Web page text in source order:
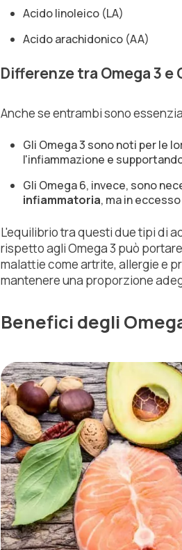
Acido linoleico (LA)
Acido arachidonico (AA)
Differenze tra Omega 3 e
Anche se entrambi sono
Gli Omega 3 sono noti per le
l'infiammazione e
Gli Omega 6, invece, sono
infiammatoria, ma in
L'equilibrio tra questi due tipi di
rispetto agli Omega 3 può
malattie come artrite, allergie e
mantenere una proporzione
Benefici degli